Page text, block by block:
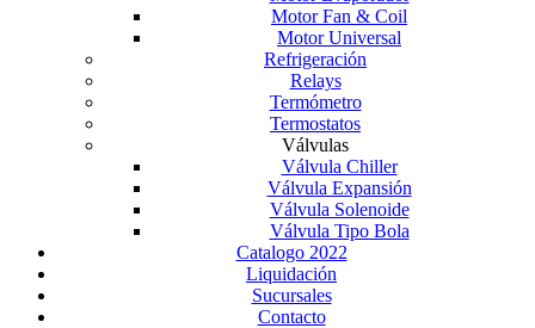
Motor Fan & Coil
Motor Universal
Refrigeración
Relays
Termómetro
Termostatos
Válvulas
Válvula Chiller
Válvula Expansión
Válvula Solenoide
Válvula Tipo Bola
Catalogo 2022
Liquidación
Sucursales
Contacto